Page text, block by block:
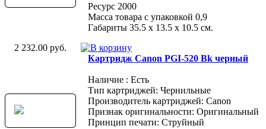
Ресурс 2000
Масса товара с упаковкой 0,9
Габариты 35.5 х 13.5 х 10.5 см.
2 232.00 руб.
Картридж Canon PGI-520 Bk черный
Наличие : Есть
Тип картриджей: Чернильные
Производитель картриджей: Canon
Признак оригинальности: Оригинальный
Принцип печати: Струйный